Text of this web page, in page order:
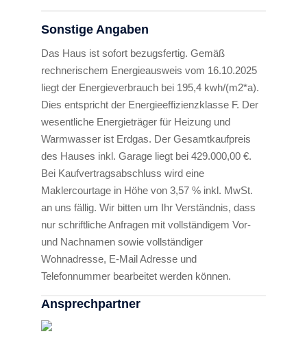
Sonstige Angaben
Das Haus ist sofort bezugsfertig. Gemäß
rechnerischem Energieausweis vom 16.10.2025
liegt der Energieverbrauch bei 195,4 kwh/(m2*a).
Dies entspricht der Energieeffizienzklasse F. Der
wesentliche Energieträger für Heizung und
Warmwasser ist Erdgas. Der Gesamtkaufpreis
des Hauses inkl. Garage liegt bei 429.000,00 €.
Bei Kaufvertragsabschluss wird eine
Maklercourtage in Höhe von 3,57 % inkl. MwSt.
an uns fällig. Wir bitten um Ihr Verständnis, dass
nur schriftliche Anfragen mit vollständigem Vor-
und Nachnamen sowie vollständiger
Wohnadresse, E-Mail Adresse und
Telefonnummer bearbeitet werden können.
Ansprechpartner